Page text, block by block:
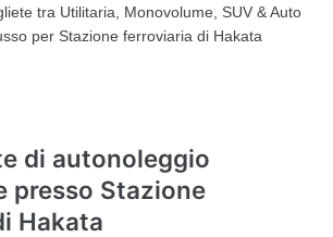
tra Utilitaria, Monovolume, SUV & Auto
per Stazione ferroviaria di Hakata
di autonoleggio
presso Stazione
Hakata